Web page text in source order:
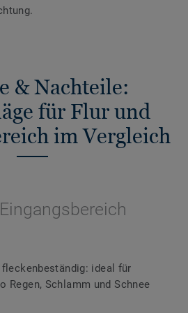
& Nachteile:
für Flur und
im Vergleich
ideal für
Regen, Schlamm und Schnee